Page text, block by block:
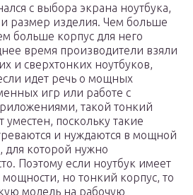
с выбора экрана ноутбука,
и размер изделия. Чем больше
больше корпус для него
время производители взяли
и сверхтонких ноутбуков,
идет речь о мощных
игр или работе с
такой тонкий
уместен, поскольку такие
и нуждаются в мощной
для которой нужно
Поэтому если ноутбук имеет
но тонкий корпус, то
модель на рабочую